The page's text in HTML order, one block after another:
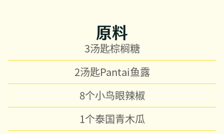
原料
3汤匙棕榈糖
2汤匙Pantai鱼露
8个小鸟眼辣椒
1个泰国青木瓜